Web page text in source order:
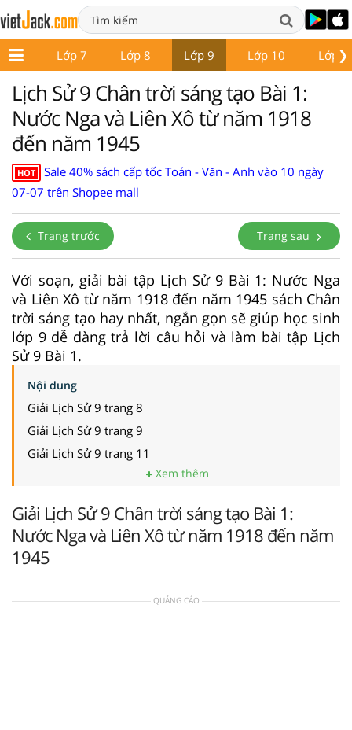
❯
6 Lớp 7 Lớp 8 Lớp 9 Lớp 10 Lớp
Lịch Sử 9 Chân trời sáng tạo Bài 1:
Nước Nga và Liên Xô từ năm 1918
đến năm 1945
HOT
Sale 40% sách cấp tốc Toán - Văn - Anh vào 10 ngày
07-07 trên Shopee mall
Trang trước Trang sau
Với soạn, giải bài tập Lịch Sử 9 Bài 1: Nước Nga
và Liên Xô từ năm 1918 đến năm 1945 sách Chân
trời sáng tạo hay nhất, ngắn gọn sẽ giúp học sinh
lớp 9 dễ dàng trả lời câu hỏi và làm bài tập Lịch
Sử 9 Bài 1.
Nội dung
Giải Lịch Sử 9 trang 8
Giải Lịch Sử 9 trang 9
Giải Lịch Sử 9 trang 11
Xem thêm
Giải Lịch Sử 9 Chân trời sáng tạo Bài 1:
Nước Nga và Liên Xô từ năm 1918 đến năm
1945
QUẢNG CÁO